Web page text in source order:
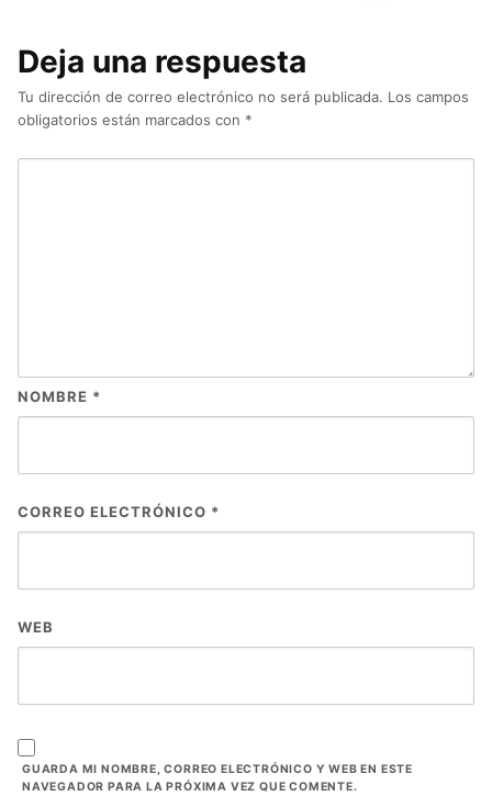
Deja una respuesta
Tu dirección de correo electrónico no será publicada. Los campos
obligatorios están marcados con *
NOMBRE *
CORREO ELECTRÓNICO *
WEB
GUARDA MI NOMBRE, CORREO ELECTRÓNICO Y WEB EN ESTE
NAVEGADOR PARA LA PRÓXIMA VEZ QUE COMENTE.